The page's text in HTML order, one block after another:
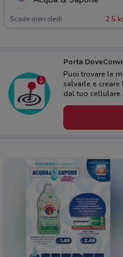
Scade mercoledì 2.5
Porta
Puoi trovare le
salvarle e
dal tuo cellulare.